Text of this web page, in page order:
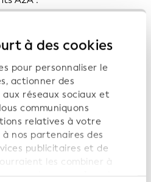
à des cookies
pour personnaliser le
actionner des
réseaux sociaux et
communiquons
relatives à votre
nos partenaires des
publicitaires et de
les combiner à
vous leur avez fournies ou